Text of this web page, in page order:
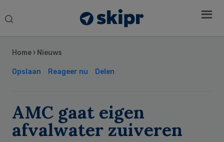
Search
Home › Nieuws
Opslaan Reageer nu Delen
AMC gaat eigen
afvalwater zuiveren
Sidebar